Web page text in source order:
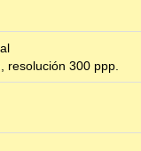
resolución 300 ppp.